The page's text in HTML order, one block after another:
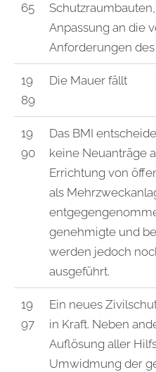
65
Anpassung an die
Anforderungen
19
89
Die Mauer fällt
19
90
Das BMI
keine Neuanträge
Errichtung von
als
genehmigte und
werden jedoch
ausgeführt.
19
97
Ein neues
in Kraft. Neben
Auflösung aller
Umwidmung der